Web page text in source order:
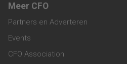
Meer CFO
Partners en Adverteren
Events
CFO Association